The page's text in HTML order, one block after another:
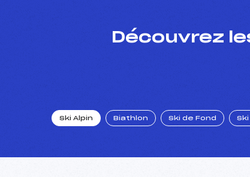
Découvrez
Ski Alpin Biathlon Ski de Fond